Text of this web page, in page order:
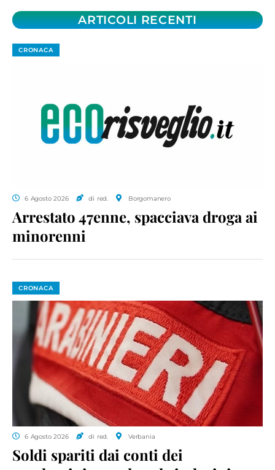
ARTICOLI RECENTI
CRONACA
6 Agosto 2026 di red. Borgomanero
Arrestato 47enne, spacciava droga ai
minorenni
CRONACA
6 Agosto 2026 di red. Verbania
Soldi spariti dai conti dei